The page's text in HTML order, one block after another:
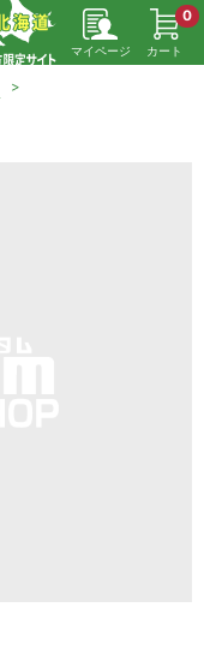
マイページ カート
0